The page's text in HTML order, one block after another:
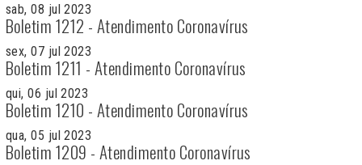
sab, 08 jul 2023
Boletim 1212 - Atendimento Coronavírus
sex, 07 jul 2023
Boletim 1211 - Atendimento Coronavírus
qui, 06 jul 2023
Boletim 1210 - Atendimento Coronavírus
qua, 05 jul 2023
Boletim 1209 - Atendimento Coronavírus